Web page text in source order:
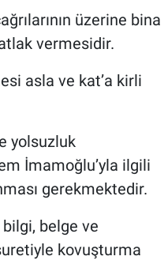
üzerine bina
vermesidir.
asla ve kat’a kirli
yolsuzluk
İmamoğlu’yla ilgili
gerekmektedir.
belge ve
kovuşturma